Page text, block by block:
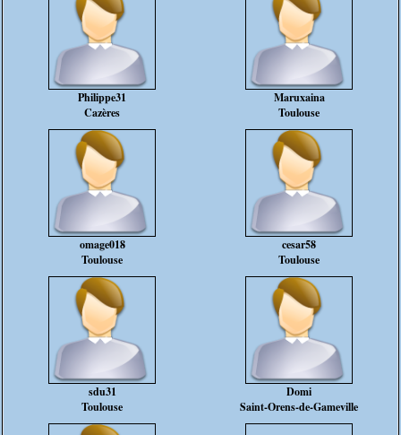
Philippe31
Cazères
Maruxaina
Toulouse
omage018
Toulouse
cesar58
Toulouse
sdu31
Toulouse
Domi
Saint-Orens-de-Gameville